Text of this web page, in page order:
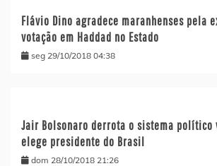
Flávio Dino agradece maranhenses pela
votação em Haddad no Estado
seg 29/10/2018 04:38
Jair Bolsonaro derrota o sistema político
elege presidente do Brasil
dom 28/10/2018 21:26